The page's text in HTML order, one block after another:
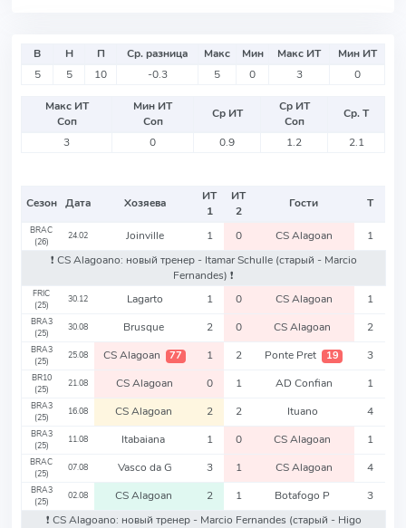
В Н П Ср. разница Макс Мин Макс ИТ
Мин ИТ
5
5 10 -0.3 5 0 3 0
Макс ИТ
Соп
Мин ИТ
Соп
Ср ИТ
Ср ИТ
Соп
Ср. Т
3
0 0.9 1.2 2.1
Сезон Дата Хозяева
ИТ
1
ИТ
2
Гости Т
BRAC
(26)
24.02 Joinville 1 0 CS Alagoan
1
❗️ CS Alagoano: новый тренер - Itamar Schulle (старый - Marcio
Fernandes) ❗️
FRIC
(25)
30.12 Lagarto 1 0 CS Alagoan 1
BRA3
(25)
30.08 Brusque 2 0 CS Alagoan 2
BRA3
(25)
25.08 CS Alagoan 77 1 2 Ponte Pret 19 3
BR10
(25)
21.08 CS Alagoan 0 1 AD Confian 1
BRA3
(25)
16.08 CS Alagoan 2 2 Ituano 4
BRA3
(25)
11.08 Itabaiana 1 0 CS Alagoan 1
BRAC
(25)
07.08 Vasco da G 3 1 CS Alagoan 4
BRA3
(25)
02.08 CS Alagoan 2 1 Botafogo P
3
❗️ CS Alagoano: новый тренер - Marcio Fernandes (старый - Higo